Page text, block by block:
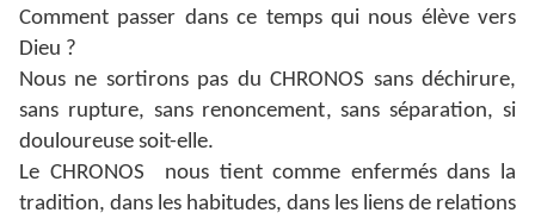
Comment passer dans ce temps qui nous élève vers
Dieu ?
Nous ne sortirons pas du CHRONOS sans déchirure,
sans rupture, sans renoncement, sans séparation, si
douloureuse soit-elle.
Le CHRONOS nous tient comme enfermés dans la
tradition, dans les habitudes, dans les liens de relations